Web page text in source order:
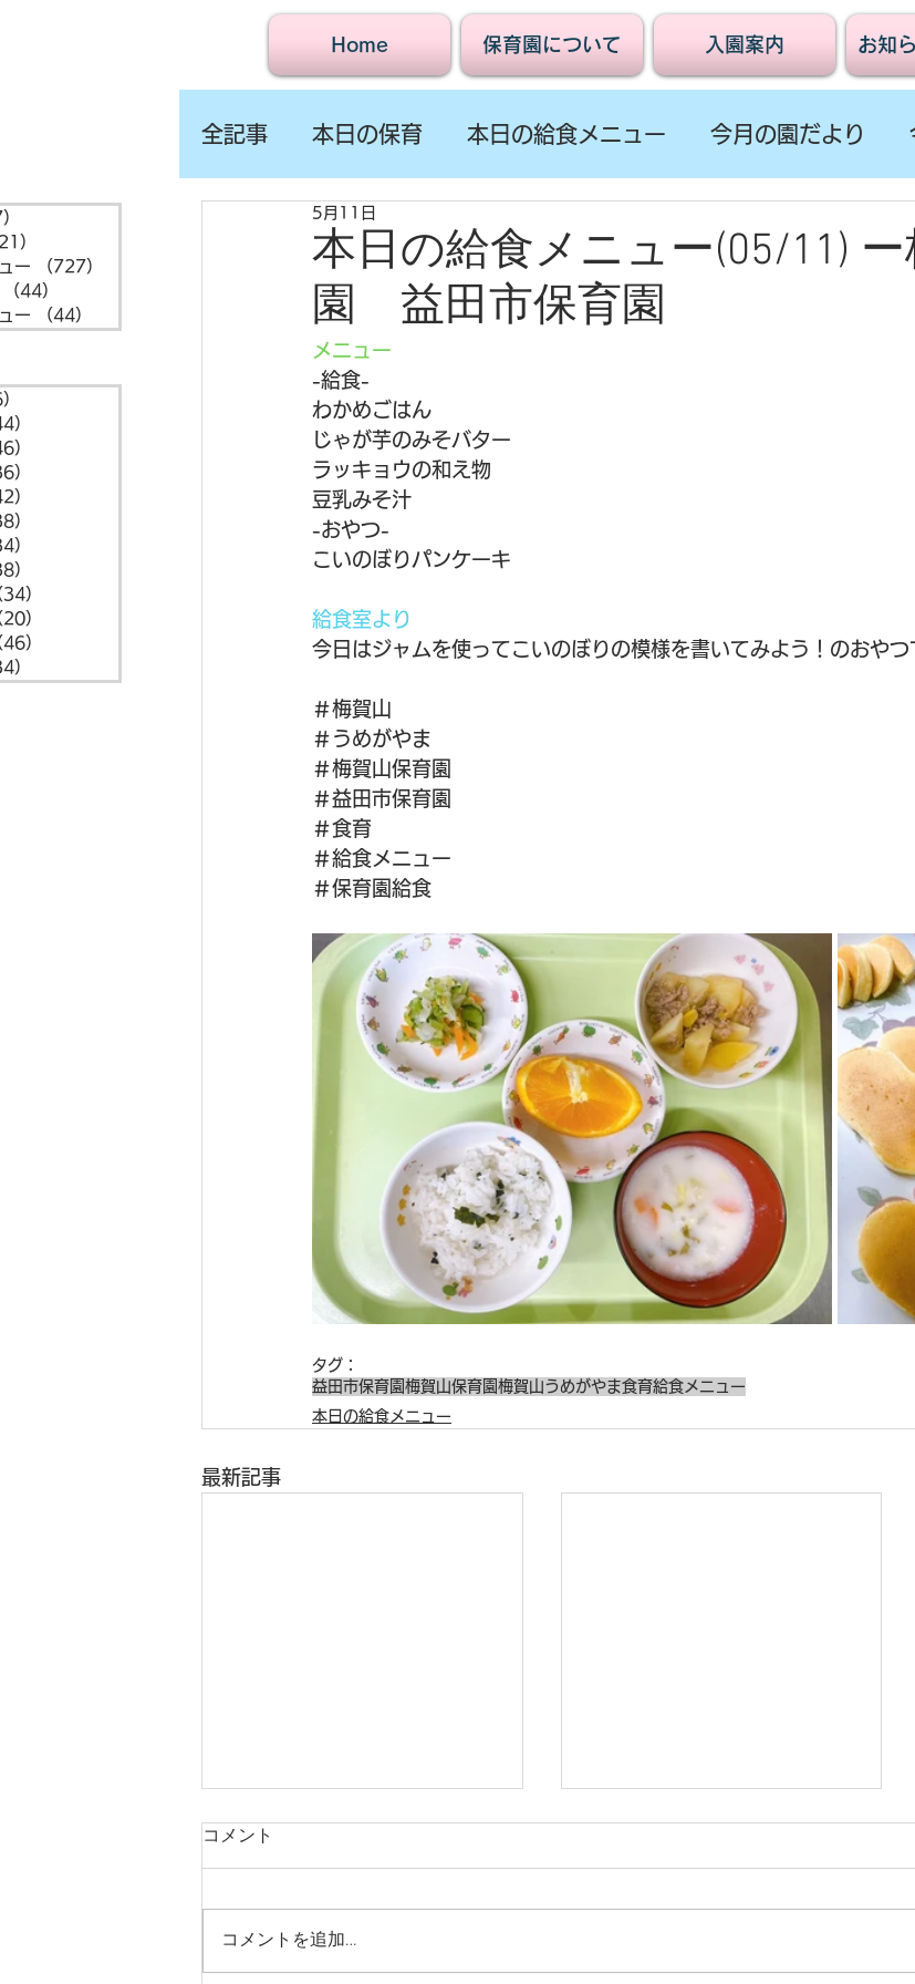
Home 保育園について 入園案内 お知
）
ー
（727）
（44）
ー
（44）
）
）
）
）
）
）
）
）
）
）
）
全記事 本日の保育 本日の給食メニュー 今月の園だより
本日の給食メニュー(05/11)
園 益田市保育園
5月11日
メニュー
-給食-
わかめごはん
じゃが芋のみそバター
ラッキョウの和え物
豆乳みそ汁
-おやつ-
こいのぼりパンケーキ
給食室より
今日はジャムを使ってこいのぼりの模様を書いてみよう！のおやつ
＃梅賀山
＃うめがやま
＃梅賀山保育園
＃益田市保育園
＃食育
＃給食メニュー
＃保育園給食
タグ：
益田市保育園 梅賀山保育園 梅賀山うめがやま食育給食メニュー
本日の給食メニュー
最新記事
コメント
コメントを追加…